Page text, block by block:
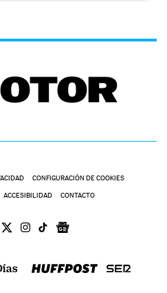
CONFIGURACIÓN DE COOKIES
ACCESIBILIDAD CONTACTO